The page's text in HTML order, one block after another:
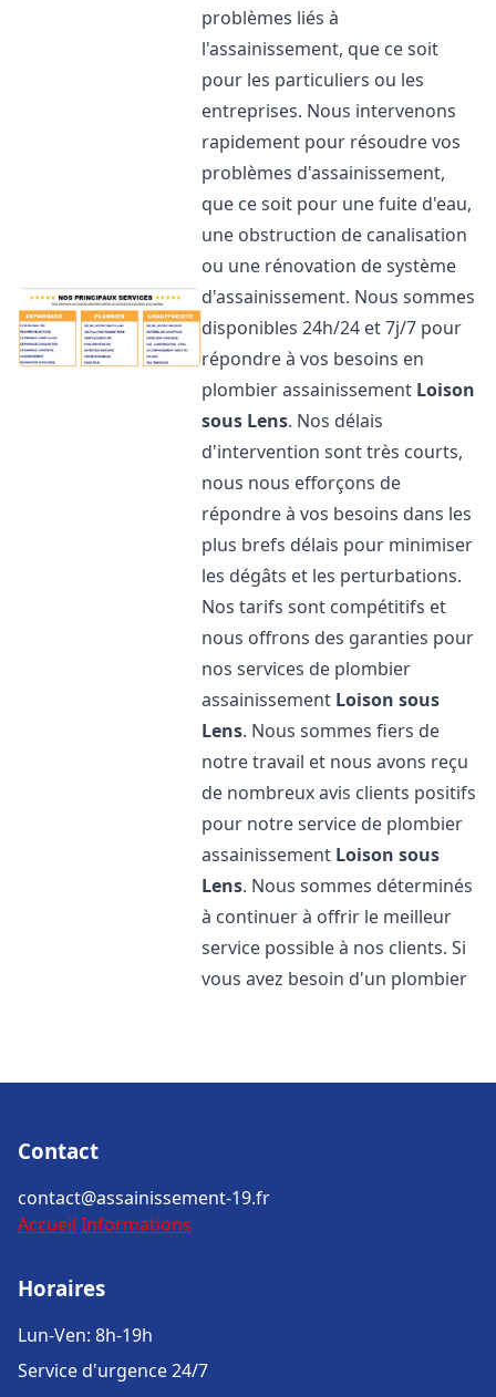
problèmes liés à
l'assainissement, que ce soit
pour les particuliers ou les
entreprises. Nous intervenons
rapidement pour résoudre vos
problèmes d'assainissement,
que ce soit pour une fuite d'eau,
une obstruction de canalisation
ou une rénovation de système
d'assainissement. Nous sommes
disponibles 24h/24 et 7j/7 pour
répondre à vos besoins en
plombier assainissement Loison
sous Lens. Nos délais
d'intervention sont très courts,
nous nous efforçons de
répondre à vos besoins dans les
plus brefs délais pour minimiser
les dégâts et les perturbations.
Nos tarifs sont compétitifs et
nous offrons des garanties pour
nos services de plombier
assainissement Loison sous
Lens. Nous sommes fiers de
notre travail et nous avons reçu
de nombreux avis clients positifs
pour notre service de plombier
assainissement Loison sous
Lens. Nous sommes déterminés
à continuer à offrir le meilleur
service possible à nos clients. Si
vous avez besoin d'un plombier
Contact
contact@assainissement-19.fr
Accueil Informations
Horaires
Lun-Ven: 8h-19h
Service d'urgence 24/7